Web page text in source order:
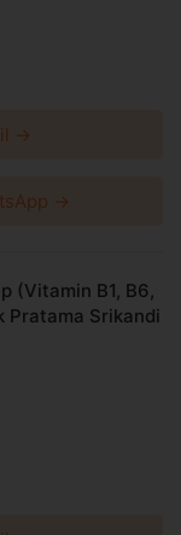
→
→
(Vitamin B1, B6,
Pratama Srikandi